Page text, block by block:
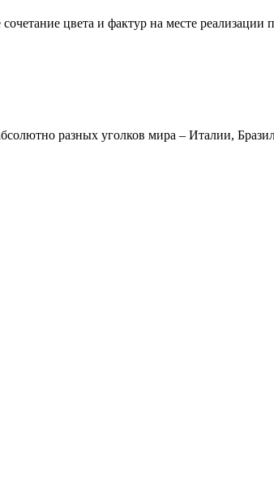
цвета и фактур на месте реализации
разных уголков мира – Италии,